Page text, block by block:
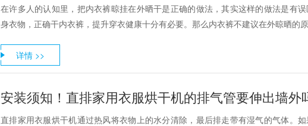
在许多人的认知里，把内衣裤晾挂在外晒干是正确的做法，其实这样的做法是有
身衣物，正确干内衣裤，提升穿衣健康十分有必要。那么内衣裤不建议在外晾晒的
详情 >>
安装须知！直排家用衣服烘干机的排气管要伸出墙外
直排家用衣服烘干机通过热风将衣物上的水分清除，最后排走带有湿气的气体。